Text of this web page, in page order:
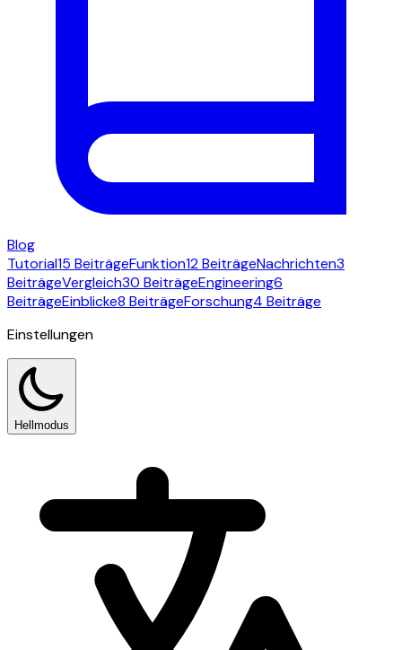
Blog
Tutorial15 BeiträgeFunktion12 BeiträgeNachrichten3
BeiträgeVergleich30 BeiträgeEngineering6
BeiträgeEinblicke8 BeiträgeForschung4 Beiträge
Einstellungen
Hellmodus